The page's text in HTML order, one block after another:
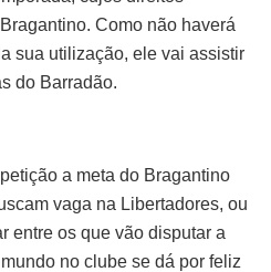
Como não haverá
sua utilização, ele vai assistir
do Barradão.
a meta do Bragantino
vaga na Libertadores, ou
entre os que vão disputar a
no clube se dá por feliz